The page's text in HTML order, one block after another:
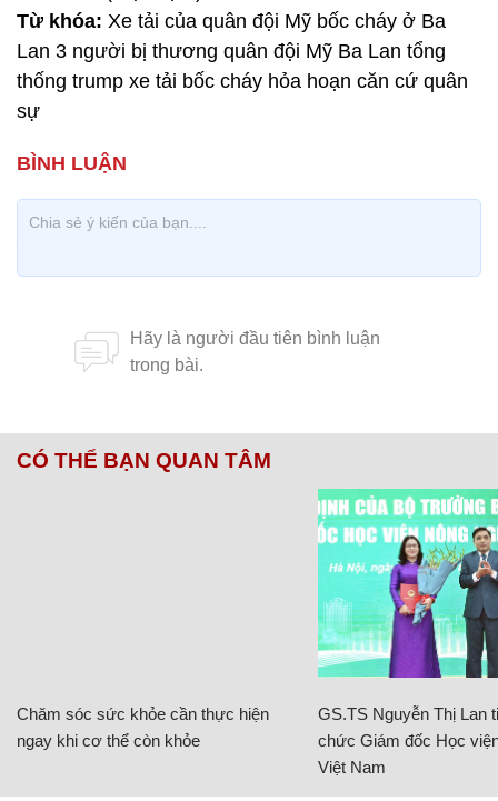
Từ khóa: Xe tải của quân đội Mỹ bốc cháy ở Ba
Lan 3 người bị thương quân đội Mỹ Ba Lan tổng
thống trump xe tải bốc cháy hỏa hoạn căn cứ quân
sự
CÓ THỂ BẠN QUAN TÂM
Chăm sóc sức khỏe cần thực hiện
ngay khi cơ thể còn khỏe
GS.TS Nguyễn Thị Lan
chức Giám đốc Học
Việt Nam